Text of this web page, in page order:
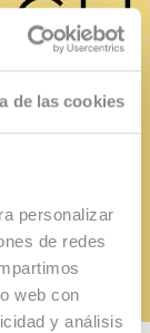
de las cookies
personalizar
de redes
web con
y análisis